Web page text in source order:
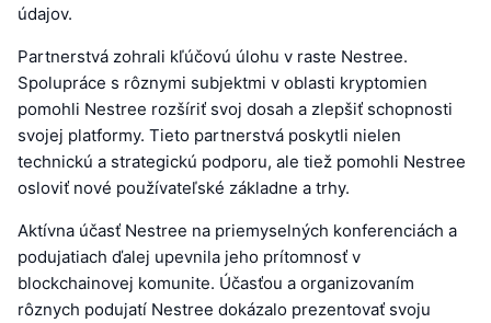
údajov.
Partnerstvá zohrali kľúčovú úlohu v raste Nestree.
Spolupráce s rôznymi subjektmi v oblasti kryptomien
pomohli Nestree rozšíriť svoj dosah a zlepšiť schopnosti
svojej platformy. Tieto partnerstvá poskytli nielen
technickú a strategickú podporu, ale tiež pomohli Nestree
osloviť nové používateľské základne a trhy.
Aktívna účasť Nestree na priemyselných konferenciách a
podujatiach ďalej upevnila jeho prítomnosť v
blockchainovej komunite. Účasťou a organizovaním
rôznych podujatí Nestree dokázalo prezentovať svoju